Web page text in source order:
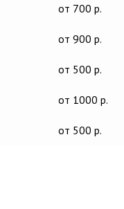
от 700 р.
от 900 р.
от 500 р.
от 1000 р.
от 500 р.